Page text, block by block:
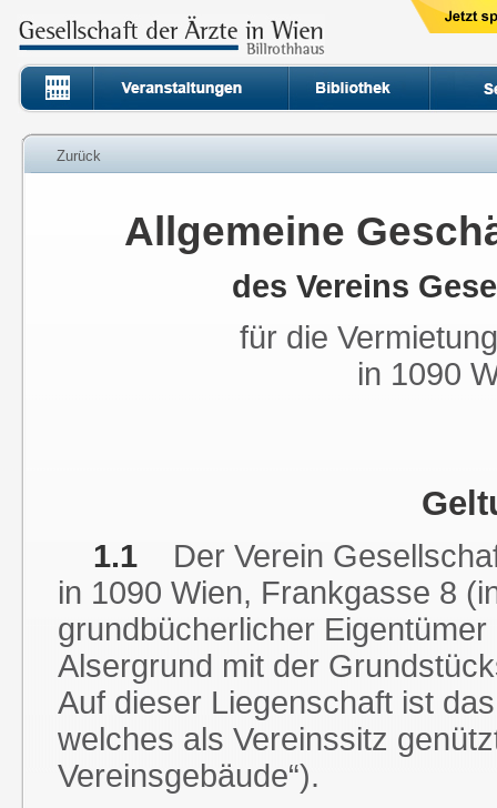
Zurück
Allgemeine
des Vereins
für die
in 1090
1.1
Der Verein
in 1090 Wien, Frankgasse 8
grundbücherlicher
Alsergrund mit der
Auf dieser Liegenschaft ist
welches als Vereinssitz
Vereinsgebäude“).